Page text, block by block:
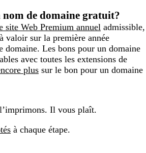
de domaine gratuit?
site Web Premium annuel admissible,
valoir sur la première année
domaine. Les bons pour un domaine
avec toutes les extensions de
plus sur le bon pour un domaine
Il vous plaît.
à chaque étape.